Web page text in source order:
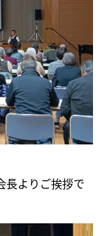
長よりご挨拶で